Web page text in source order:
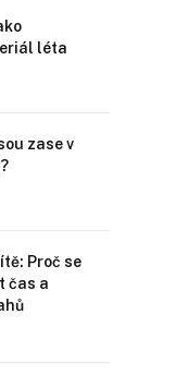
léta
zase v
Proč se
čas a